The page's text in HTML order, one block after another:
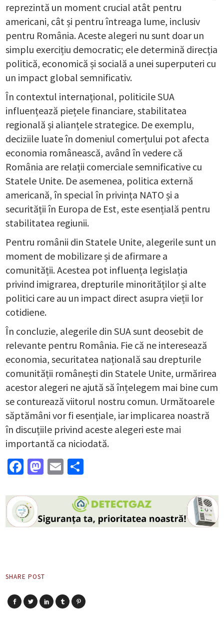
reprezintă un moment crucial atât pentru
americani, cât și pentru întreaga lume, inclusiv
pentru România. Aceste alegeri nu sunt doar un
simplu exercițiu democratic; ele determină direcția
politică, economică și socială a unei superputeri cu
un impact global semnificativ.
În contextul internațional, politicile SUA
influențează piețele financiare, stabilitatea
regională și alianțele strategice. De exemplu,
deciziile luate în domeniul comerțului pot afecta
economia românească, având în vedere că
România are relații comerciale semnificative cu
Statele Unite. De asemenea, politica externă
americană, în special în privința NATO și a
securității în Europa de Est, este esențială pentru
stabilitatea regiunii.
Pentru românii din Statele Unite, alegerile sunt un
moment de mobilizare și de afirmare a
comunității. Acestea pot influența legislația
privind imigrarea, drepturile minorităților și alte
politici care au un impact direct asupra vieții lor
cotidiene.
În concluzie, alegerile din SUA sunt deosebit de
relevante pentru România. Fie că ne interesează
economia, securitatea națională sau drepturile
comunității românești din Statele Unite, urmărirea
acestor alegeri ne ajută să înțelegem mai bine cum
se conturează viitorul nostru comun. Următoarele
săptămâni vor fi esențiale, iar implicarea noastră
în discuțiile privind aceste alegeri este mai
importantă ca niciodată.
Facebook
Mastodon
Email
SHARE POST